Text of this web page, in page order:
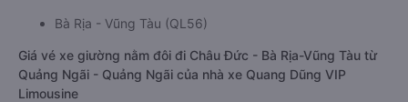
Bà Rịa - Vũng Tàu (QL56)
Giá vé xe giường nằm đôi đi Châu Đức - Bà Rịa-Vũng Tàu từ
Quảng Ngãi - Quảng Ngãi của nhà xe Quang Dũng VIP
Limousine